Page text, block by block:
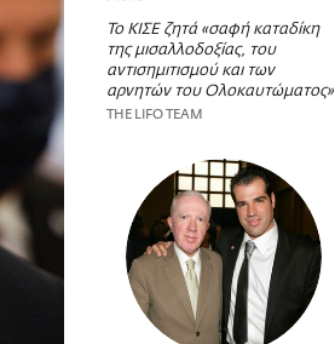
To ΚΙΣΕ ζητά «σαφή καταδίκη
της μισαλλοδοξίας, του
αντισημιτισμού και των
αρνητών του Ολοκαυτώματος»
THE LIFO TEAM